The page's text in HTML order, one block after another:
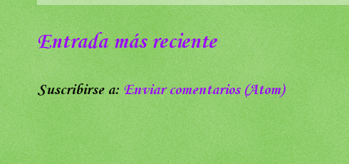
Entrada más reciente
Suscribirse a:Enviar comentarios (Atom)